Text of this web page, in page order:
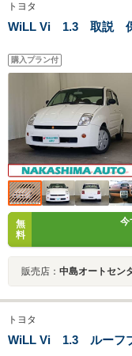
トヨタ
WiLL Vi 1.3 取説
購入プラン付
無
料
今
販売店： 中島オートセン
トヨタ
WiLL Vi 1.3 ルーフブ